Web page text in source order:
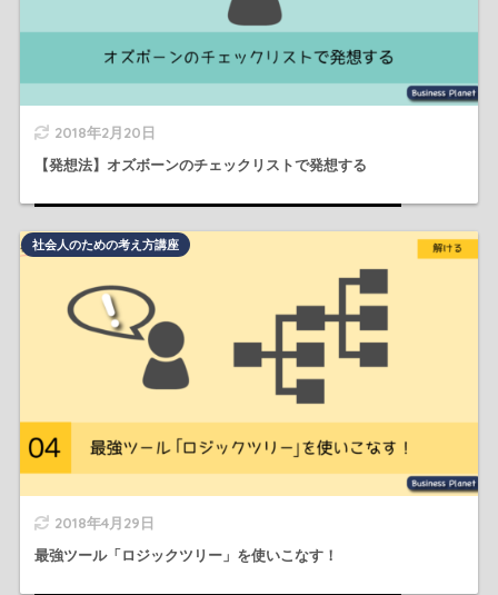
2018年2月20日
【発想法】オズボーンのチェックリストで発想する
2018年4月29日
最強ツール「ロジックツリー」を使いこなす！
社会人のための考え方講座